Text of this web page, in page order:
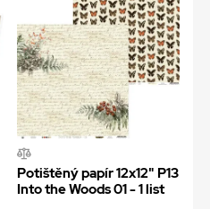
Potištěný papír 12x12" P13
Into the Woods 01 - 1 list